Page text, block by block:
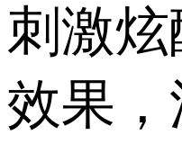
刺激
效果